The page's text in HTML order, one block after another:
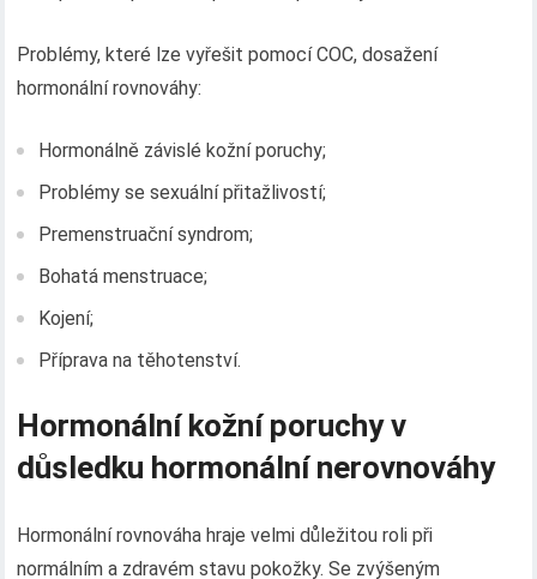
Problémy, které lze vyřešit pomocí COC, dosažení
hormonální rovnováhy:
Hormonálně závislé kožní poruchy;
Problémy se sexuální přitažlivostí;
Premenstruační syndrom;
Bohatá menstruace;
Kojení;
Příprava na těhotenství.
Hormonální kožní poruchy v
důsledku hormonální nerovnováhy
Hormonální rovnováha hraje velmi důležitou roli při
normálním a zdravém stavu pokožky. Se zvýšeným